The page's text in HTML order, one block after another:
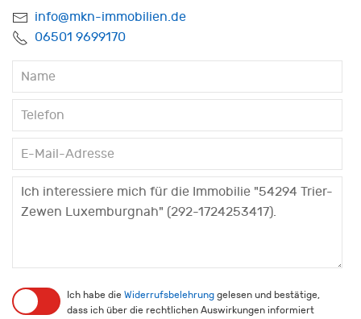
info@mkn-immobilien.de
06501 9699170
Ich habe die Widerrufsbelehrung gelesen und bestätige,
dass ich über die rechtlichen Auswirkungen informiert